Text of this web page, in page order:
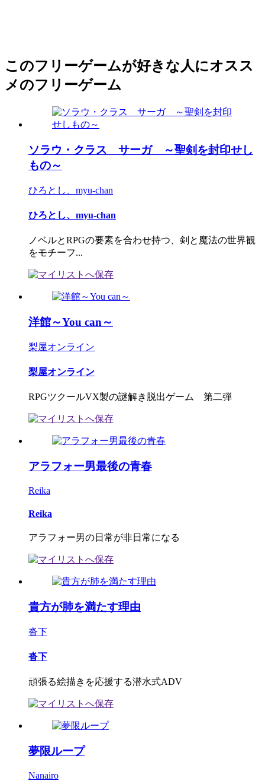
このフリーゲームが好きな人にオスス
メのフリーゲーム
ソラウ・クラス サーガ ～聖剣を封印せし
もの～
ひろとし、myu-chan
ひろとし、myu-chan
ノベルとRPGの要素を合わせ持つ、剣と魔法の世界観
をモチーフ...
洋館～You can～
梨屋オンライン
梨屋オンライン
RPGツクールVX製の謎解き脱出ゲーム 第二弾
アラフォー男最後の青春
Reika
Reika
アラフォー男の日常が非日常になる
貴方が肺を満たす理由
沓下
沓下
頑張る絵描きを応援する潜水式ADV
夢限ループ
Nanairo